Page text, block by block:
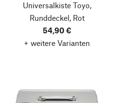
Universalkiste Toyo,
Runddeckel, Rot
54,90 €
+ weitere Varianten